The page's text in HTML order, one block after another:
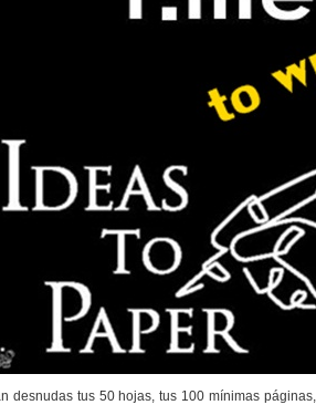
desnudas tus 50 hojas, tus 100 mínimas